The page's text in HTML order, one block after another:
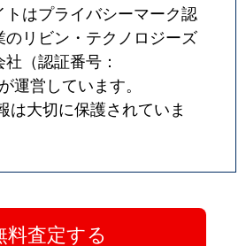
トはプライバシーマーク認
のリビン・テクノロジーズ
（認証番号：
運営しています。
は大切に保護されていま